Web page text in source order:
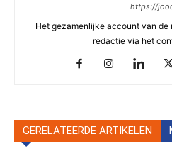
https://
Het gezamenlijke account van de
redactie via het
GERELATEERDE ARTIKELEN